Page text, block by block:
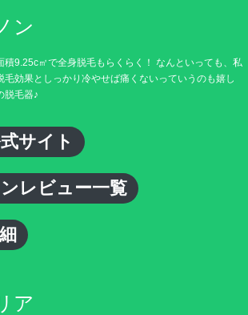
ン
積9.25c㎡で全身脱毛もらくらく！ なんといっても、私
効果としっかり冷やせば痛くないっていうのも嬉し
脱毛器♪
サイト
レビュー一覧
ア